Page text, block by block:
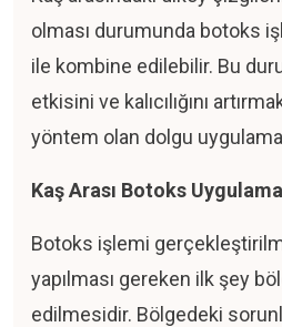
olması durumunda botoks
ile kombine edilebilir. Bu
etkisini ve kalıcılığını
yöntem olan dolgu
Kaş Arası Botoks
Botoks işlemi
yapılması gereken ilk şey
edilmesidir. Bölgedeki